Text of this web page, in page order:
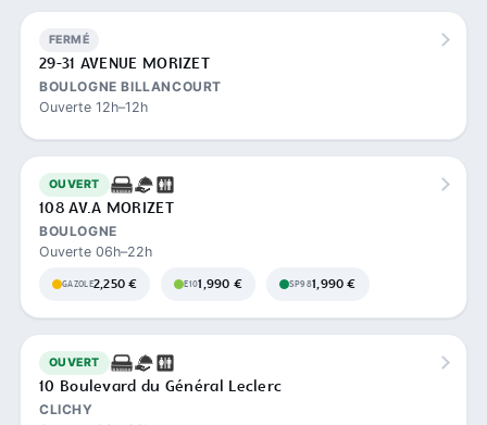
FERMÉ
29-31 AVENUE MORIZET
BOULOGNE BILLANCOURT
Ouverte 12h–12h
OUVERT
108 AV.A MORIZET
BOULOGNE
Ouverte 06h–22h
GAZOLE2,250 € E101,990 € SP981,990 €
OUVERT
10 Boulevard du Général Leclerc
CLICHY